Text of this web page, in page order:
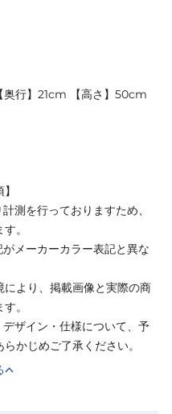
行】21cm 【高さ】50cm
測を行っておりますため、
。
メーカーカラー表記と異な
より、掲載画像と実際の商
。
ザイン・仕様について、予
かじめご了承ください。